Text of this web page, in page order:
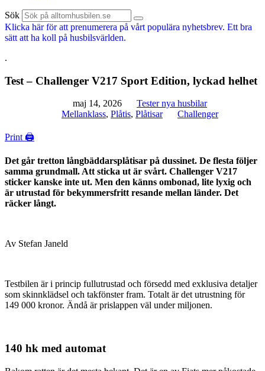
Sök
Klicka här för att prenumerera på vårt populära nyhetsbrev. Ett bra
sätt att ha koll på husbilsvärlden.
.
Test – Challenger V217 Sport Edition, lyckad helhet
maj 14, 2026
Tester nya husbilar
Mellanklass, Plåtis, Plåtisar Challenger
Print 🖨
Det går tretton långbäddarsplåtisar på dussinet. De flesta följer
samma grundmall. Att sticka ut är svårt. Challenger V217
sticker kanske inte ut. Men den känns ombonad, lite lyxig och
är utrustad för bekymmersfritt resande mellan länder. Det
räcker långt.
Av Stefan Janeld
Testbilen är i princip fullutrustad och försedd med exklusiva detaljer
som skinnklädsel och takfönster fram. Totalt är det utrustning för
149 000 kronor. Ändå är prislappen väl under miljonen.
140 hk med automat